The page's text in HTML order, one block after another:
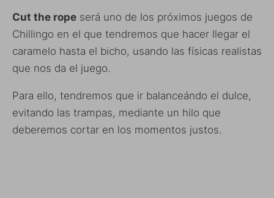
Cut the rope será uno de los próximos juegos de
Chillingo en el que tendremos que hacer llegar el
caramelo hasta el bicho, usando las físicas realistas
que nos da el juego.
Para ello, tendremos que ir balanceándo el dulce,
evitando las trampas, mediante un hilo que
deberemos cortar en los momentos justos.